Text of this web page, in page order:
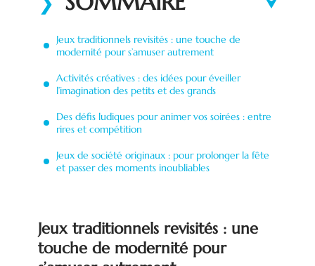
Jeux traditionnels revisités : une touche de
modernité pour s’amuser autrement
Activités créatives : des idées pour éveiller
l’imagination des petits et des grands
Des défis ludiques pour animer vos soirées : entre
rires et compétition
Jeux de société originaux : pour prolonger la fête
et passer des moments inoubliables
Jeux traditionnels revisités : une
touche de modernité pour